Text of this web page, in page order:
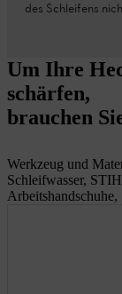
des Schleifens
Um Ihre
schärfen,
brauchen
Werkzeug und
Schleifwasser,